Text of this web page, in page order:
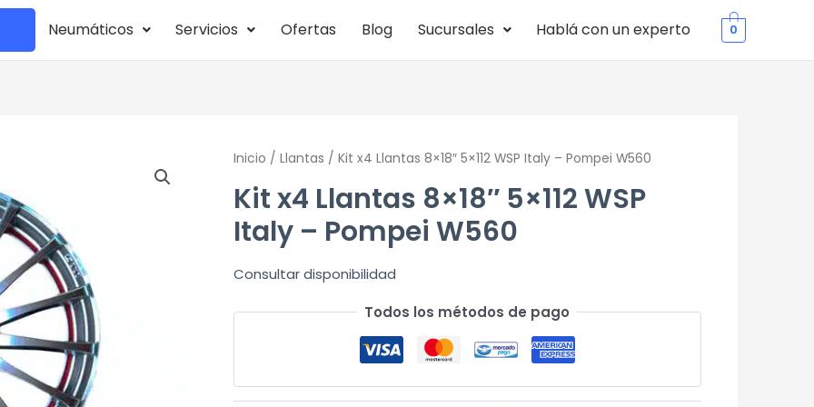
Neumáticos Servicios Ofertas Blog Sucursales Hablá con un experto 0
Inicio / Llantas / Kit x4 Llantas 8×18″ 5×112 WSP Italy – Pompei W560
Kit x4 Llantas 8×18″ 5×112 WSP
Italy – Pompei W560
Consultar disponibilidad
Todos los métodos de pago